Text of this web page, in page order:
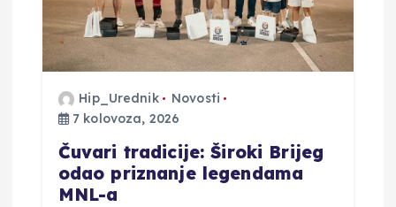
o
b
Hip_Urednik
Novosti
7 kolovoza, 2026
Čuvari tradicije: Široki Brijeg
odao priznanje legendama
MNL-a